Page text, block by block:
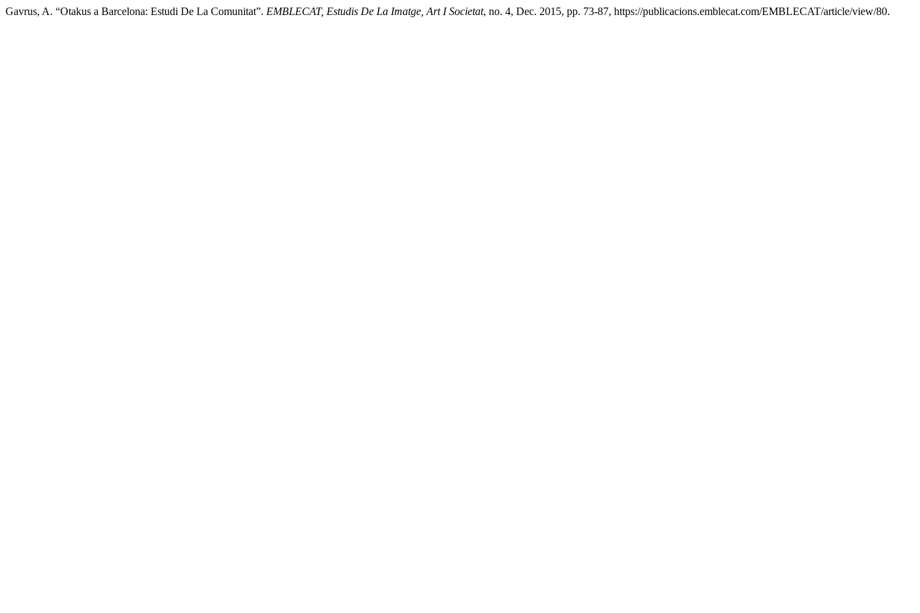
Gavrus, A. “Otakus a Barcelona: Estudi De La Comunitat”. EMBLECAT, Estudis De La Imatge, Art I Societat, no. 4, Dec. 2015, pp. 73-87, https://publicacions.emblecat.com/EMBLECAT/article/view/80.